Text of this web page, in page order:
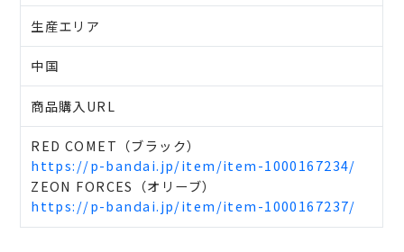
生産エリア
中国
商品購入URL
RED COMET（ブラック）
https://p-bandai.jp/item/item-1000167234/
ZEON FORCES（オリーブ）
https://p-bandai.jp/item/item-1000167237/